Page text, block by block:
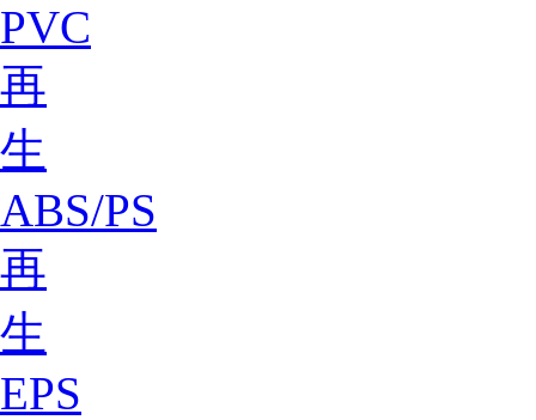
PVC
再
生
ABS/PS
再
生
EPS